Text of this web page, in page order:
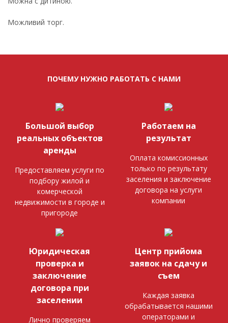
Можливий торг.
ПОЧЕМУ НУЖНО РАБОТАТЬ С НАМИ
Большой выбор
реальных объектов
аренды
Предоставляем услуги по
подбору жилой и
комерческой
недвижимости в городе и
пригороде
Работаем на
результат
Оплата комиссионных
только по результату
заселения и заключение
договора на услуги
компании
Юридическая
проверка и
заключение
договора при
заселении
Лично проверяем
Центр прийома
заявок на сдачу и
съем
Каждая заявка
обрабатывается нашими
операторами и